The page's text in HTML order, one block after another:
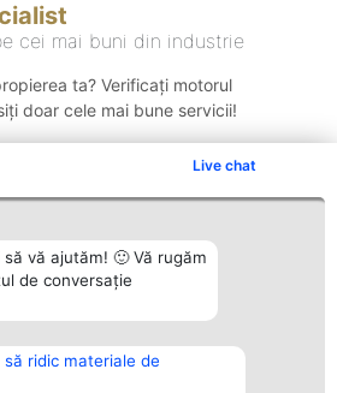
Live chat
vă ajutăm! 🙂 Vă rugăm
de conversație
ridic materiale de
cei mai buni din industrie
ta? Verificați motorul
doar cele mai bune servicii!
Plebiscyt Contact